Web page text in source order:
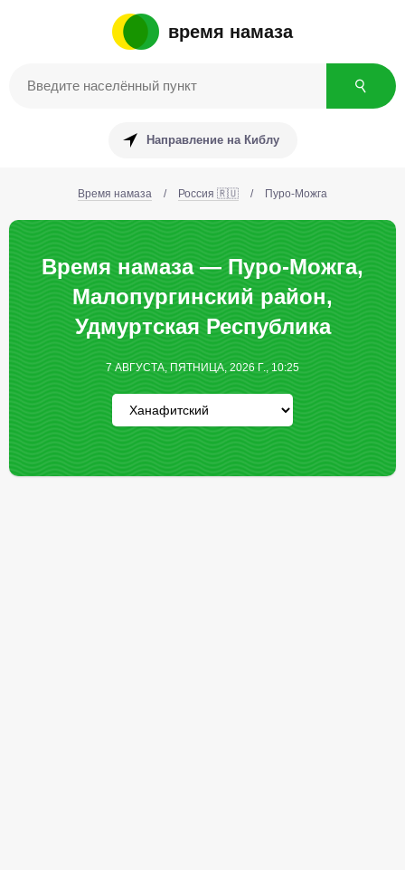
время намаза
Направление на Киблу
Время намаза / Россия 🇷🇺 / Пуро-Можга
Время намаза — Пуро-Можга,
Малопургинский район,
Удмуртская Республика
7 АВГУСТА, ПЯТНИЦА, 2026 Г., 10:25